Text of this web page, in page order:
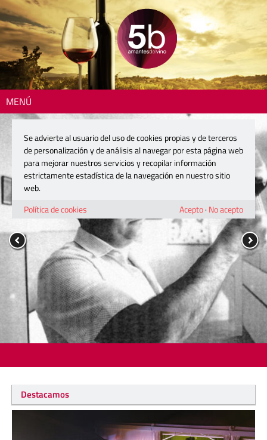
MENÚ
Destacamos
Se advierte al usuario del uso de cookies propias y de terceros
de personalización y de análisis al navegar por esta página web
para mejorar nuestros servicios y recopilar información
estrictamente estadística de la navegación en nuestro sitio
web.
Política de cookies
Acepto· No acepto